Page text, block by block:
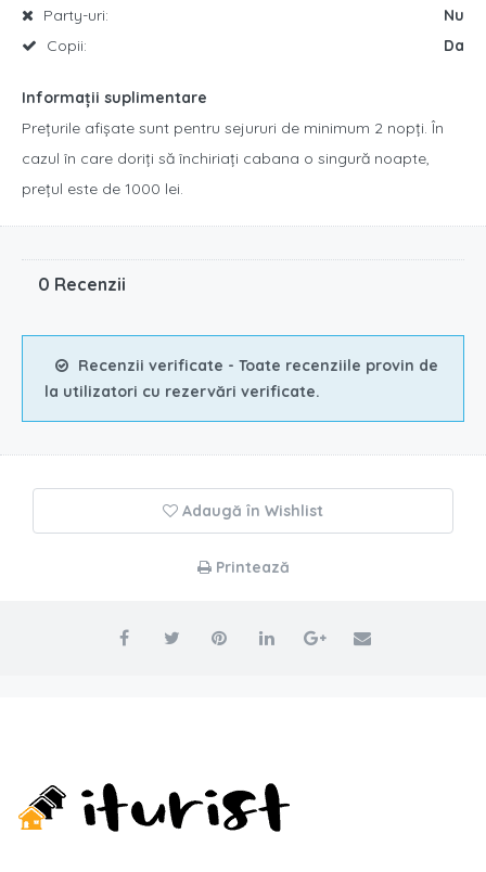
Party-uri:
Nu
Copii:
Da
Informații suplimentare
Prețurile afișate sunt pentru sejururi de minimum 2 nopți. În
cazul în care doriți să închiriați cabana o singură noapte,
prețul este de 1000 lei.
0 Recenzii
Recenzii verificate - Toate recenziile provin de
la utilizatori cu rezervări verificate.
Adaugă în Wishlist
Printează